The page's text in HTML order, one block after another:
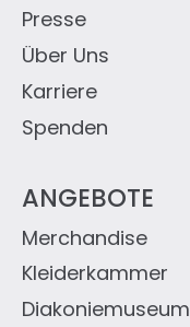
ANGEBOTE
Diakoniemuseum
Kleiderkammer
Merchandise
Spenden
Karriere
Über Uns
Presse